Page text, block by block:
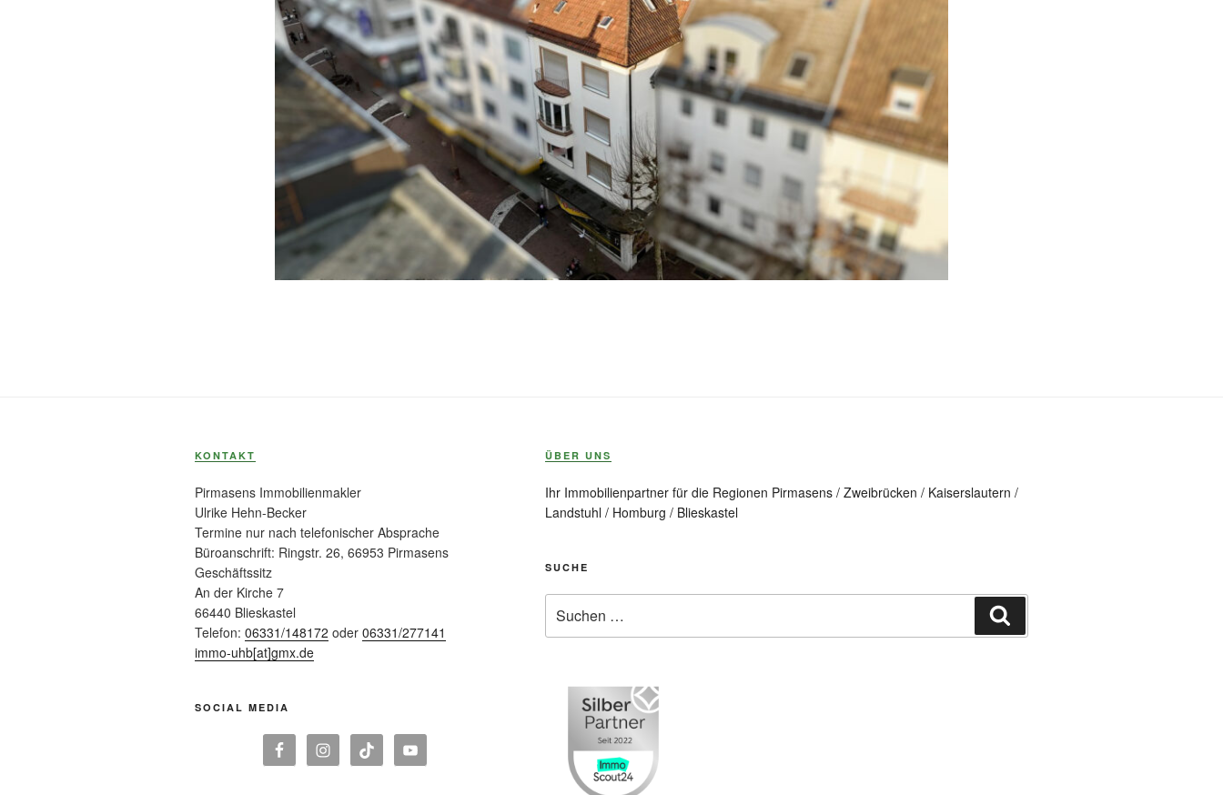
KONTAKT
Pirmasens Immobilienmakler
Ulrike Hehn-Becker
Termine nur nach telefonischer Absprache
Büroanschrift: Ringstr. 26, 66953 Pirmasens
Geschäftssitz
An der Kirche 7
66440 Blieskastel
Telefon: 06331/148172 oder 06331/277141
immo-uhb[at]gmx.de
SOCIAL MEDIA
ÜBER UNS
Ihr Immobilienpartner für die Regionen Pirmasens / Zweibrücken / Kaiserslautern /
Landstuhl / Homburg / Blieskastel
SUCHE
nach: